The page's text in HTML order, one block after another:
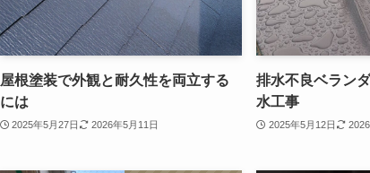
屋根塗装で外観と耐久性を両立する
には
2025年5月27日 2026年5月11日
排水不良ベラン
水工事
2025年5月12日